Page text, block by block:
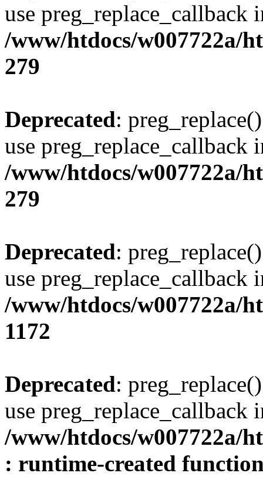
use preg_replace_callback
/www/htdocs/w007722a/
279
Deprecated:
use preg_replace_callback
/www/htdocs/w007722a/
279
Deprecated:
use preg_replace_callback
/www/htdocs/w007722a/
1172
Deprecated:
use preg_replace_callback
/www/htdocs/w007722a/
: runtime-created